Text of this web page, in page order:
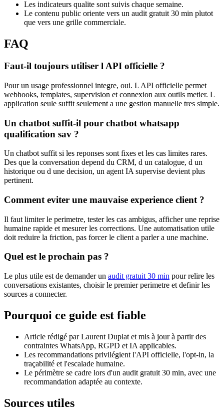
Les indicateurs qualite sont suivis chaque semaine.
Le contenu public oriente vers un audit gratuit 30 min plutot
que vers une grille commerciale.
FAQ
Faut-il toujours utiliser l API officielle ?
Pour un usage professionnel integre, oui. L API officielle permet
webhooks, templates, supervision et connexion aux outils metier. L
application seule suffit seulement a une gestion manuelle tres simple.
Un chatbot suffit-il pour chatbot whatsapp
qualification sav ?
Un chatbot suffit si les reponses sont fixes et les cas limites rares.
Des que la conversation depend du CRM, d un catalogue, d un
historique ou d une decision, un agent IA supervise devient plus
pertinent.
Comment eviter une mauvaise experience client ?
Il faut limiter le perimetre, tester les cas ambigus, afficher une reprise
humaine rapide et mesurer les corrections. Une automatisation utile
doit reduire la friction, pas forcer le client a parler a une machine.
Quel est le prochain pas ?
Le plus utile est de demander un audit gratuit 30 min pour relire les
conversations existantes, choisir le premier perimetre et definir les
sources a connecter.
Pourquoi ce guide est fiable
Article rédigé par Laurent Duplat et mis à jour à partir des
contraintes WhatsApp, RGPD et IA applicables.
Les recommandations privilégient l'API officielle, l'opt-in, la
traçabilité et l'escalade humaine.
Le périmètre se cadre lors d'un audit gratuit 30 min, avec une
recommandation adaptée au contexte.
Sources utiles